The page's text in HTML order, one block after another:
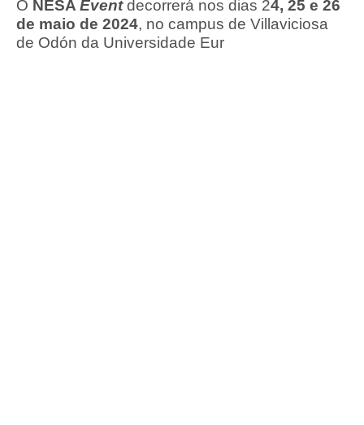
O NESA Eventdecorrerá nos dias 24, 25 e 26
de maio de 2024, no campus de Villaviciosa
de Odón da Universidade Eur